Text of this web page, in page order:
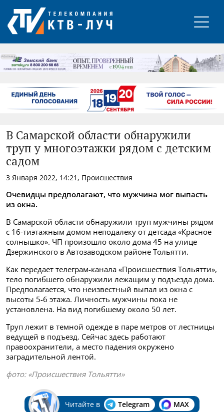
РЕКЛАМА
В Самарской области обнаружили
труп у многоэтажки рядом с детским
садом
3 Января 2022, 14:21, Происшествия
Очевидцы предполагают, что мужчина мог выпасть
из окна.
В Самарской области обнаружили труп мужчины рядом
с 16-тиэтажным домом неподалеку от детсада «Красное
солнышко». ЧП произошло около дома 45 на улице
Дзержинского в Автозаводском районе Тольятти.
Как передает телеграм-канала «Происшествия Тольятти»,
тело погибшего обнаружили лежащим у подъезда дома.
Предполагается, что неизвестный выпал из окна с
высоты 5-6 этажа. Личность мужчины пока не
установлена. На вид погибшему около 50 лет.
Труп лежит в темной одежде в паре метров от лестницы
ведущей в подъезд. Сейчас здесь работают
правоохранители, а место падения окружено
заградительной лентой.
фото: «Происшествия Тольятти»
Читайте в Telegram MAX